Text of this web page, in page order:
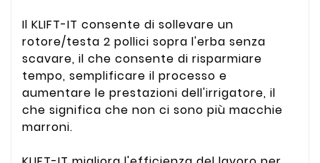
Il KLIFT-IT consente di sollevare un
rotore/testa 2 pollici sopra l'erba senza
scavare, il che consente di risparmiare
tempo, semplificare il processo e
aumentare le prestazioni dell'irrigatore, il
che significa che non ci sono più macchie
marroni.